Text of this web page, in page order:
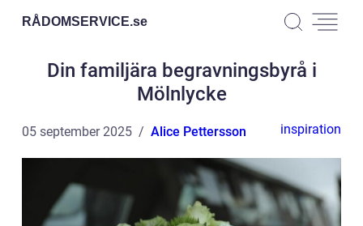
RÅDOMSERVICE.se
Din familjära begravningsbyrå i
Mölnlycke
05 september 2025 Alice Pettersson inspiration